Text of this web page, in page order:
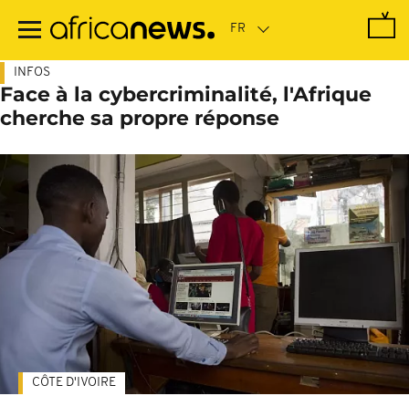
contenu
INFOS
Face à la cybercriminalité, l'Afrique
cherche sa propre réponse
CÔTE D'IVOIRE